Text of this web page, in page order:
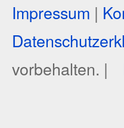
Impressum |
vorbehalten. |